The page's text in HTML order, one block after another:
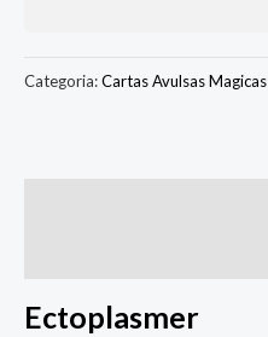
Categoria:Cartas Avulsas Magicas
Ectoplasmer